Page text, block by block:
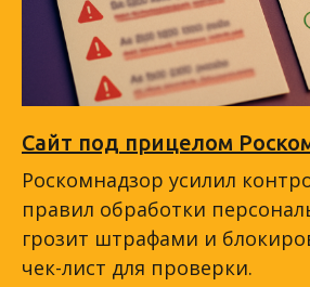
Сайт под прицелом
Роскомнадзор усилил
правил обработки
грозит штрафами и
чек-лист для проверки.